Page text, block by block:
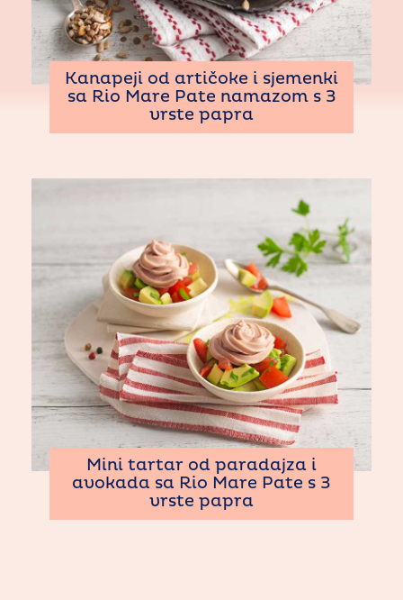
Kanapeji od artičoke i sjemenki
sa Rio Mare Pate namazom s 3
vrste papra
Mini tartar od paradajza i
avokada sa Rio Mare Pate s 3
vrste papra